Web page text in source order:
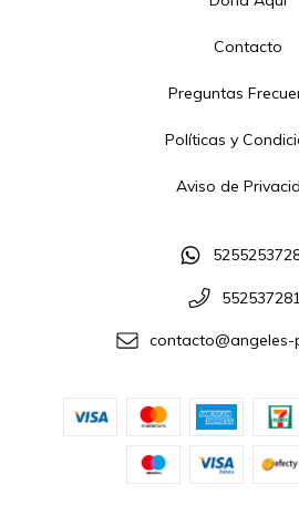
Contacto
Preguntas
Políticas y
Aviso de
contacto@angeles-